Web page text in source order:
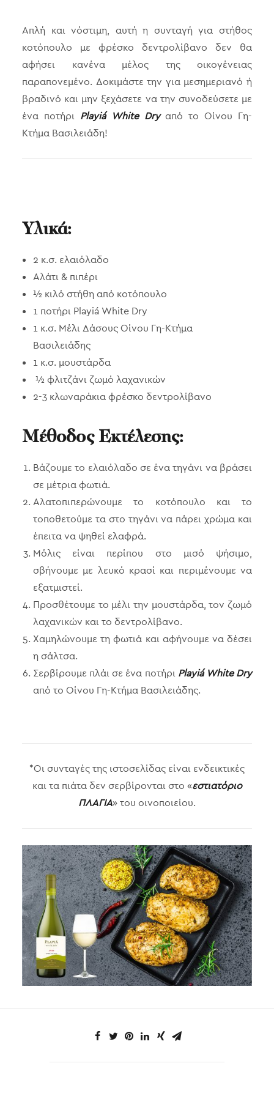
Απλή και νόστιμη, αυτή η συνταγή για στήθος
κοτόπουλο με φρέσκο δεντρολίβανο δεν θα
αφήσει κανένα μέλος της οικογένειας
παραπονεμένο. Δοκιμάστε την για μεσημεριανό ή
βραδινό και μην ξεχάσετε να την συνοδεύσετε με
ένα ποτήρι Playiá White Dryαπό το Οίνου Γη-
Κτήμα Βασιλειάδη!
Υλικά:
2 κ.σ. ελαιόλαδο
Αλάτι & πιπέρι
½ κιλό στήθη από κοτόπουλο
1 ποτήρι Playiá White Dry
1 κ.σ. Μέλι Δάσους Οίνου Γη-Κτήμα
Βασιλειάδης
1 κ.σ. μουστάρδα
½ φλιτζάνι ζωμό λαχανικών
2-3 κλωναράκια φρέσκο δεντρολίβανο
Μέθοδος Εκτέλεσης:
Βάζουμε το ελαιόλαδο σε ένα τηγάνι να βράσει
σε μέτρια φωτιά.
Αλατοπιπερώνουμε το κοτόπουλο και το
τοποθετούμε τα στο τηγάνι να πάρει χρώμα και
έπειτα να ψηθεί ελαφρά.
Μόλις είναι περίπου στο μισό ψήσιμο,
σβήνουμε με λευκό κρασί και περιμένουμε να
εξατμιστεί.
Προσθέτουμε το μέλι την μουστάρδα, τον ζωμό
λαχανικών και το δεντρολίβανο.
Χαμηλώνουμε τη φωτιά και αφήνουμε να δέσει
η σάλτσα.
Σερβίρουμε πλάι σε ένα ποτήρι Playiá White Dry
από το Οίνου Γη-Κτήμα Βασιλειάδης.
*Οι συνταγές της ιστοσελίδας είναι ενδεικτικές
και τα πιάτα δεν σερβίρονται στο «εστιατόριο
ΠΛΑΓΙΑ» του οινοποιείου.